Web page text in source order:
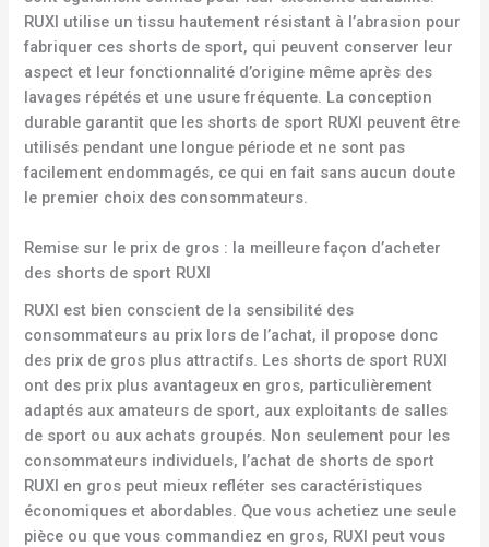
RUXI utilise un tissu hautement résistant à l’abrasion pour
fabriquer ces shorts de sport, qui peuvent conserver leur
aspect et leur fonctionnalité d’origine même après des
lavages répétés et une usure fréquente. La conception
durable garantit que les shorts de sport RUXI peuvent être
utilisés pendant une longue période et ne sont pas
facilement endommagés, ce qui en fait sans aucun doute
le premier choix des consommateurs.
Remise sur le prix de gros : la meilleure façon d’acheter
des shorts de sport RUXI
RUXI est bien conscient de la sensibilité des
consommateurs au prix lors de l’achat, il propose donc
des prix de gros plus attractifs. Les shorts de sport RUXI
ont des prix plus avantageux en gros, particulièrement
adaptés aux amateurs de sport, aux exploitants de salles
de sport ou aux achats groupés. Non seulement pour les
consommateurs individuels, l’achat de shorts de sport
RUXI en gros peut mieux refléter ses caractéristiques
économiques et abordables. Que vous achetiez une seule
pièce ou que vous commandiez en gros, RUXI peut vous